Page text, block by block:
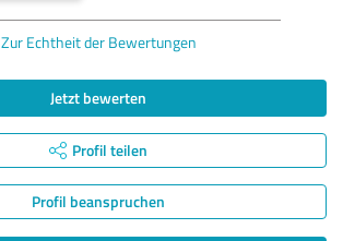
Zur Echtheit der Bewertungen
Jetzt bewerten
Profil teilen
Profil beanspruchen